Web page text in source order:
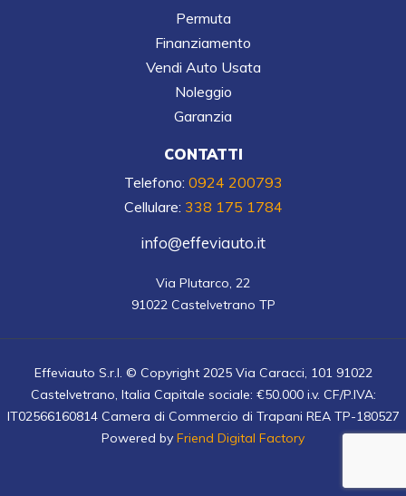
Permuta
Finanziamento
Vendi Auto Usata
Noleggio
Garanzia
CONTATTI
Telefono: 0924 200793
Cellulare: 338 175 1784
info@effeviauto.it
Via Plutarco, 22
91022 Castelvetrano TP
Effeviauto S.r.l. © Copyright 2025 Via Caracci, 101 91022
Castelvetrano, Italia Capitale sociale: €50.000 i.v. CF/P.IVA:
IT02566160814 Camera di Commercio di Trapani REA TP-180527
Powered by Friend Digital Factory